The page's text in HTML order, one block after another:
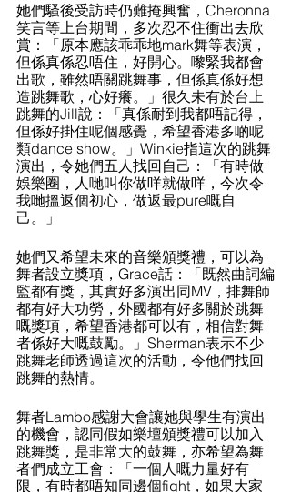
她們騷後受訪時仍難掩興奮，Cheronna
笑言等上台期間，多次忍不住衝出去欣
賞：「原本應該乖乖地mark舞等表演，
但係真係忍唔住，好開心。嚟緊我都會
出歌，雖然唔關跳舞事，但係真係好想
造跳舞歌，心好癢。」很久未有於台上
跳舞的Jill說：「真係耐到我都唔記得，
但係好掛住呢個感覺，希望香港多啲呢
類dance show。」Winkie指這次的跳舞
演出，令她們五人找回自己：「有時做
娛樂圈，人哋叫你做咩就做咩，今次令
我哋搵返個初心，做返最pure嘅自
己。」
她們又希望未來的音樂頒獎禮，可以為
舞者設立獎項，Grace話：「既然曲詞編
監都有獎，其實好多演出同MV，排舞師
都有好大功勞，外國都有好多關於跳舞
嘅獎項，希望香港都可以有，相信對舞
者係好大嘅鼓勵。」Sherman表示不少
跳舞老師透過這次的活動，令他們找回
跳舞的熱情。
舞者Lambo感謝大會讓她與學生有演出
的機會，認同假如樂壇頒獎禮可以加入
跳舞獎，是非常大的鼓舞，亦希望為舞
者們成立工會：「一個人嘅力量好有
限，有時都唔知同邊個fight，如果大家